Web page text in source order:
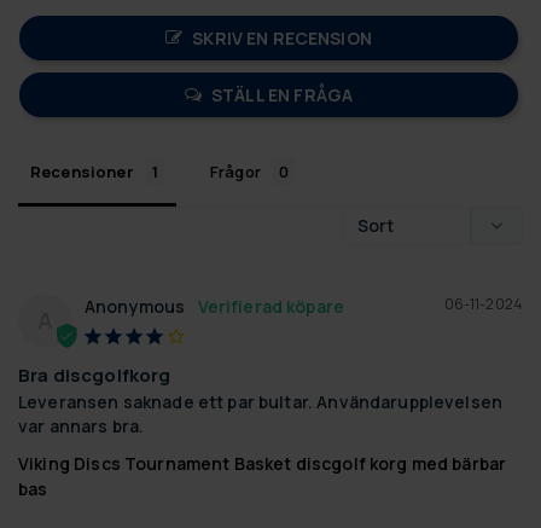
SKRIV EN RECENSION
STÄLL EN FRÅGA
Recensioner Frågor
06-11-2024
Anonymous
Bra discgolfkorg
Leveransen saknade ett par bultar. Användarupplevelsen
var annars bra.
Viking Discs Tournament Basket discgolf korg med bärbar
bas